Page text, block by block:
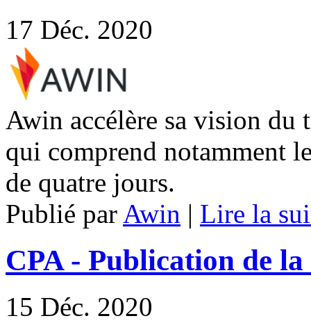
17 Déc. 2020
Awin accélère sa vision du
qui comprend notamment
de quatre jours.
Publié par Awin | Lire la
CPA - Publication de
15 Déc. 2020